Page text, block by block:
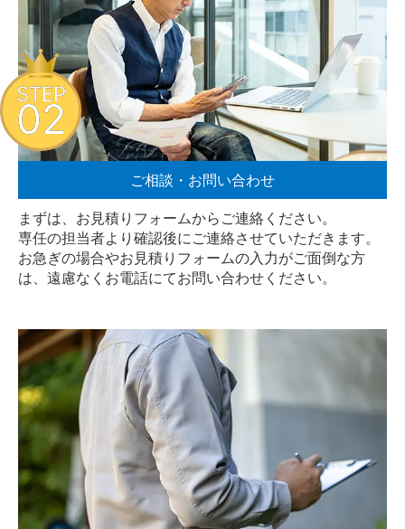
ご相談・お問い合わせ
まずは、お見積りフォームからご連絡ください。
専任の担当者より確認後にご連絡させていただきます。
お急ぎの場合やお見積りフォームの入力がご面倒な方
は、遠慮なく お電話にてお問い合わせください。
STEP
02